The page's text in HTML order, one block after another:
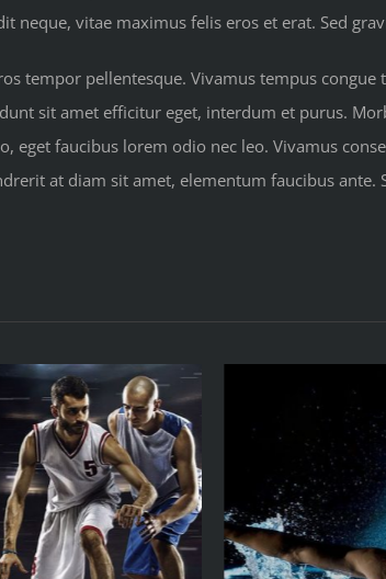
neque, vitae maximus felis eros et erat. Sed
tempor pellentesque. Vivamus tempus
sit amet efficitur eget, interdum et purus.
eget faucibus lorem odio nec leo. Vivamus
at diam sit amet, elementum faucibus ante.